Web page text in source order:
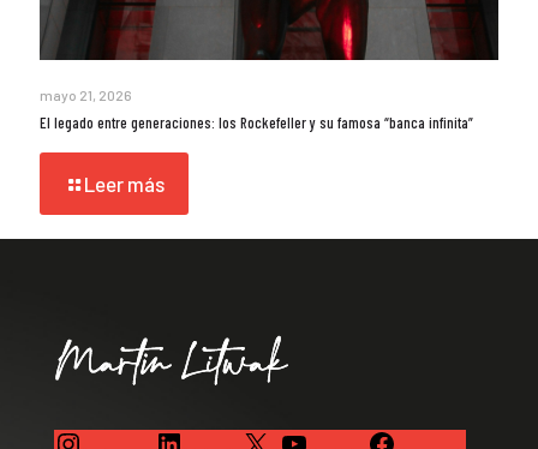
mayo 21, 2026
El legado entre generaciones: los Rockefeller y su famosa “banca infinita”
Leer más